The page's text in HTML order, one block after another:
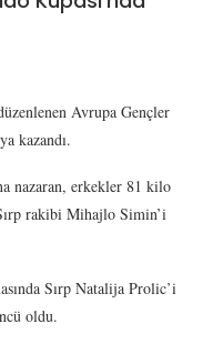
Avrupa Gençler
kazandı.
nazaran, erkekler 81 kilo
rakibi Mihajlo Simin’i
Sırp Natalija Prolic’i
oldu.